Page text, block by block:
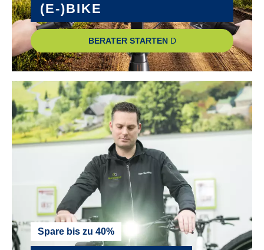
(E-)BIKE
BERATER STARTEN
Spare bis zu 40%